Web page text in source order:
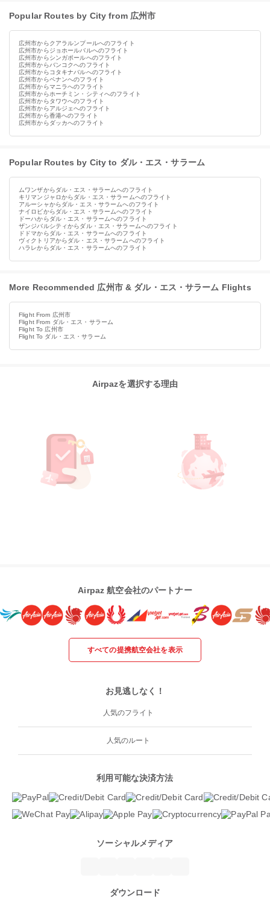
Popular Routes by City from 広州市
広州市からクアラルンプールへのフライト
広州市からジョホールバルへのフライト
広州市からシンガポールへのフライト
広州市からバンコクへのフライト
広州市からコタキナバルへのフライト
広州市からペナンへのフライト
広州市からマニラへのフライト
広州市からホーチミン・シティへのフライト
広州市からタワウへのフライト
広州市からアルジェへのフライト
広州市から香港へのフライト
広州市からダッカへのフライト
Popular Routes by City to ダル・エス・サラーム
ムワンザからダル・エス・サラームへのフライト
キリマンジャロからダル・エス・サラームへのフライト
アルーシャからダル・エス・サラームへのフライト
ナイロビからダル・エス・サラームへのフライト
ドーハからダル・エス・サラームへのフライト
ザンジバルシティからダル・エス・サラームへのフライト
ドドマからダル・エス・サラームへのフライト
ヴィクトリアからダル・エス・サラームへのフライト
ハラレからダル・エス・サラームへのフライト
More Recommended 広州市 & ダル・エス・サラーム Flights
Flight From 広州市
Flight From ダル・エス・サラーム
Flight To 広州市
Flight To ダル・エス・サラーム
Airpazを選択する理由
Airpaz 航空会社のパートナー
すべての提携航空会社を表示
お見逃しなく！
人気のフライト
人気のルート
利用可能な決済方法
ソーシャルメディア
ダウンロード